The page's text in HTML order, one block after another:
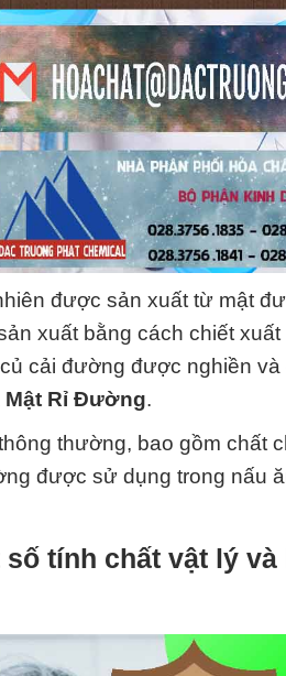
được sản xuất từ mật
xuất bằng cách chiết xuất
cải đường được nghiền và
Mật Rỉ Đường.
thường, bao gồm chất
được sử dụng trong nấu
số tính chất vật lý và